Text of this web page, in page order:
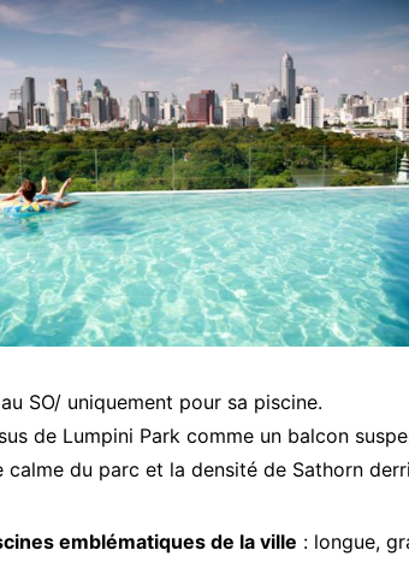
SO/ uniquement pour sa piscine.
de Lumpini Park comme un balcon
calme du parc et la densité de Sathorn
emblématiques de la ville : longue,